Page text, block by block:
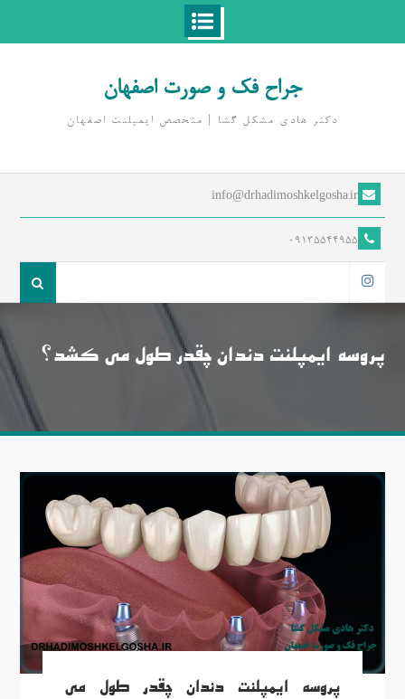
جراح فک و صورت اصفهان
دکتر هادی مشکل گشا | متخصص ايمپلنت اصفهان
info@drhadimoshkelgosha.ir
09135544955
برای:
پروسه ایمپلنت دندان چقدر طول می کشد؟
پروسه ایمپلنت دندان چقدر طول می